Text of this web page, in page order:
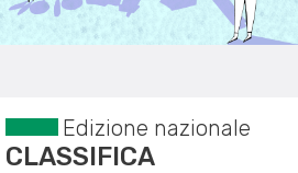
Edizione nazionale
CLASSIFICA